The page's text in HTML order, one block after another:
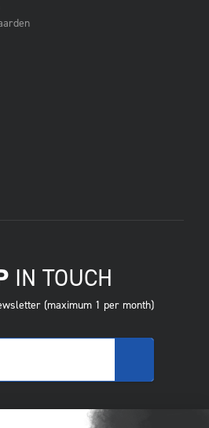
IN TOUCH
(maximum 1 per month)